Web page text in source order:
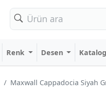
Renk Desen Katalog
Maxwall Cappadocia Siyah